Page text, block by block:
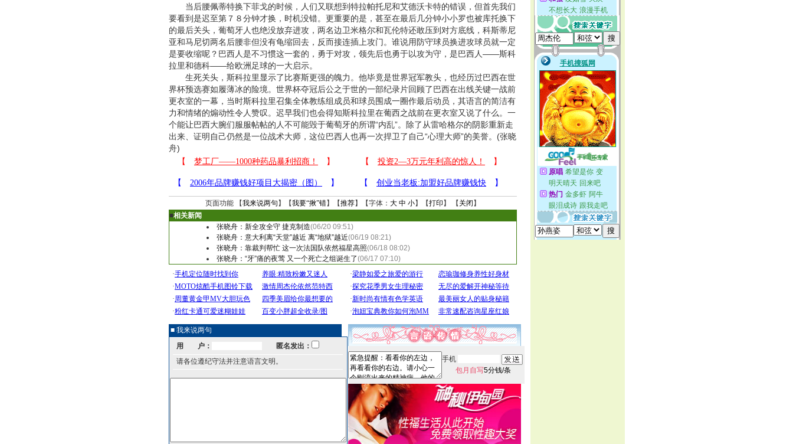
当后腰佩蒂特换下菲戈的时候，人们又联想到特拉帕托尼和艾德沃卡特的错误，但首先我们
要看到是迟至第７８分钟才换，时机没错。更重要的是，甚至在最后几分钟小小罗也被库托换下
的最后关头，葡萄牙人也绝没放弃进攻，两名边卫米格尔和瓦伦特还敢压到对方底线，科斯蒂尼
亚和马尼切两名后腰非但没有龟缩回去，反而接连插上攻门。谁说用防守球员换进攻球员就一定
是要收缩呢？巴西人是不习惯这一套的，勇于对攻，领先后也勇于以攻为守，是巴西人——斯科
拉里和德科——给欧洲足球的一大启示。
生死关头，斯科拉里显示了比赛斯更强的魄力。他毕竟是世界冠军教头，也经历过巴西在世
界杯预选赛如履薄冰的险境。世界杯夺冠后公之于世的一部纪录片回顾了巴西在出线关键一战前
更衣室的一幕，当时斯科拉里召集全体教练组成员和球员围成一圈作最后动员，其语言的简洁有
力和情绪的煽动性令人赞叹。迟早我们也会得知斯科拉里在葡西之战前在更衣室又说了什么。一
个能让巴西大腕们服服帖帖的人不可能毁于葡萄牙的所谓“内乱”。除了从雷哈格尔的阴影重新走
出来、证明自己仍然是一位战术大师，这位巴西人也再一次捍卫了自己“心理大师”的美誉。(张晓
舟)
页面功能 【我来说两句 】【我要“揪”错】【推荐】【字体： 大 中 小】【打印 】 【 关闭 】
■相关新闻
张晓舟：新全攻全守 捷克制造(06/20 09:51)
张晓舟：意大利离“天堂”越近 离“地狱”越近(06/19 08:21)
张晓舟：靠裁判帮忙 这一次法国队依然福星高照(06/18 08:02)
张晓舟：“牙”痛的夜莺 又一个死亡之组诞生了(06/17 07:10)
■ 我来说两句
用 户：
匿名发出：
请各位遵纪守法并注意语言文明。
手机
包月自写5分钱/条